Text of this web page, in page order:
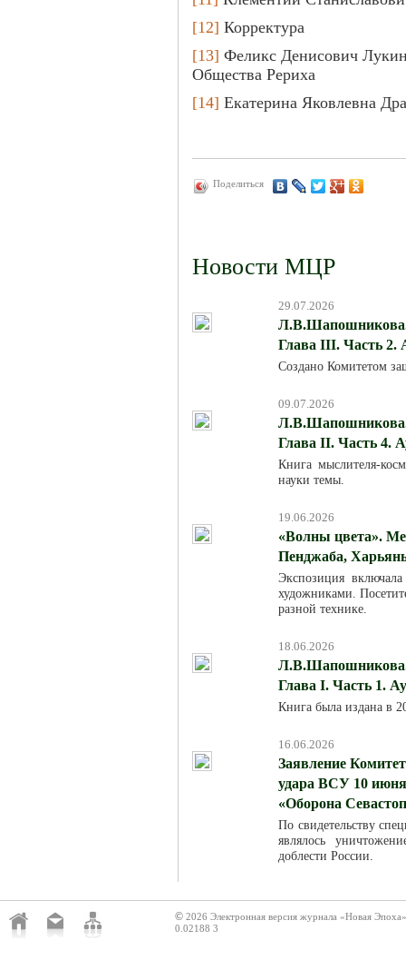
[12] Корректура
[13] Феликс Денисович
Общества Рериха
[14] Екатерина Яковлевна
Поделиться
Новости МЦР
29.07.2026
Л.В.Шапошникова.
Глава III. Часть 2.
Создано Комитетом
09.07.2026
Л.В.Шапошникова.
Глава II. Часть 4.
Книга мыслителя-
науки темы.
19.06.2026
«Волны цвета».
Пенджаба,
Экспозиция
художниками.
разной технике.
18.06.2026
Л.В.Шапошникова.
Глава I. Часть 1.
Книга была издана в
16.06.2026
Заявление
удара ВСУ 10
«Оборона
По свидетельству
являлось
доблести России.
© 2026 Электронная версия журнала «Новая Эпоха»
0.02188 3